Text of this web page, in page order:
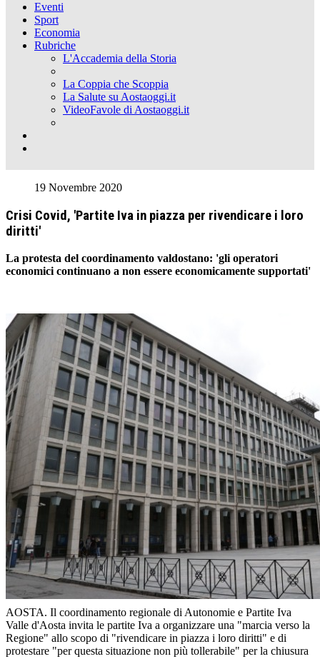
Eventi
Sport
Economia
Rubriche
L'Accademia della Storia
La Coppia che Scoppia
La Salute su Aostaoggi.it
VideoFavole di Aostaoggi.it
19 Novembre 2020
Crisi Covid, 'Partite Iva in piazza per rivendicare i loro
diritti'
La protesta del coordinamento valdostano: 'gli operatori
economici continuano a non essere economicamente supportati'
AOSTA. Il coordinamento regionale di Autonomie e Partite Iva
Valle d'Aosta invita le partite Iva a organizzare una "marcia verso la
Regione" allo scopo di "rivendicare in piazza i loro diritti" e di
protestare "per questa situazione non più tollerabile" per la chiusura